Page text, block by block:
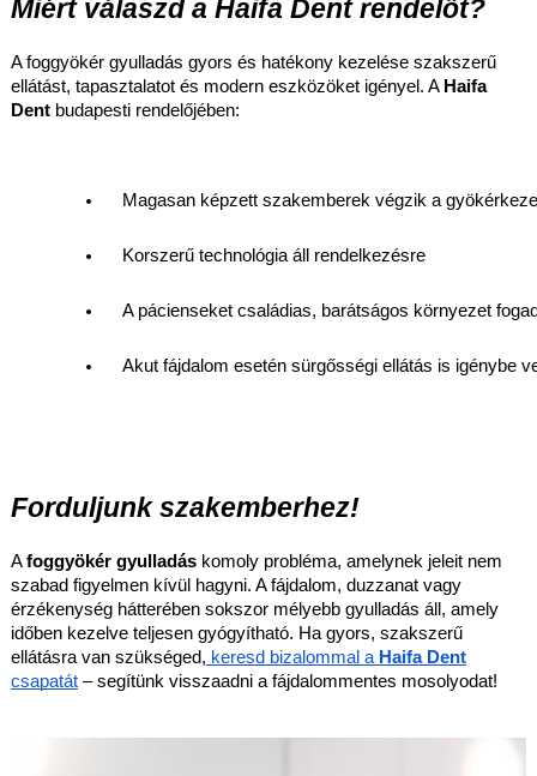
Miért válaszd a Haifa Dent rendelőt?
A foggyökér gyulladás gyors és hatékony kezelése szakszerű
ellátást, tapasztalatot és modern eszközöket igényel. A Haifa
Dentbudapesti rendelőjében:
Magasan képzett szakemberek végzik a
Korszerű technológia áll rendelkezésre
A pácienseket családias, barátságos környezet
Akut fájdalom esetén sürgősségi ellátás is igénybe
Forduljunk szakemberhez!
Afoggyökér gyulladáskomoly probléma, amelynek jeleit nem
szabad figyelmen kívül hagyni. A fájdalom, duzzanat vagy
érzékenység hátterében sokszor mélyebb gyulladás áll, amely
időben kezelve teljesen gyógyítható. Ha gyors, szakszerű
ellátásra van szükséged, keresd bizalommal a Haifa Dent
csapatát– segítünk visszaadni a fájdalommentes mosolyodat!